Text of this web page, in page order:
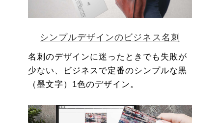
シンプルデザインのビジネス名刺
名刺のデザインに迷ったときでも失敗が
少ない、ビジネスで定番のシンプルな黒
（墨文字）1色のデザイン。